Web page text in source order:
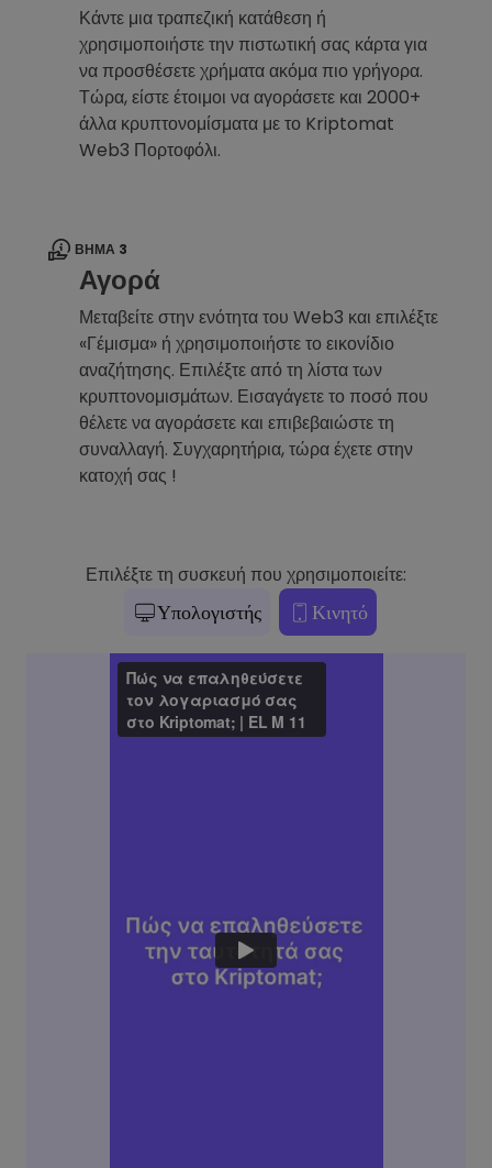
Κάντε μια τραπεζική κατάθεση ή
χρησιμοποιήστε την πιστωτική σας κάρτα για
να προσθέσετε χρήματα ακόμα πιο γρήγορα.
Τώρα, είστε έτοιμοι να αγοράσετε και 2000+
άλλα κρυπτονομίσματα με το Kriptomat
Web3 Πορτοφόλι.
ΒΉΜΑ 3
Αγορά
Μεταβείτε στην ενότητα του Web3 και επιλέξτε
«Γέμισμα» ή χρησιμοποιήστε το εικονίδιο
αναζήτησης. Επιλέξτε από τη λίστα των
κρυπτονομισμάτων. Εισαγάγετε το ποσό που
θέλετε να αγοράσετε και επιβεβαιώστε τη
συναλλαγή. Συγχαρητήρια, τώρα έχετε στην
κατοχή σας !
Επιλέξτε τη συσκευή που χρησιμοποιείτε:
Υπολογιστής Κινητό